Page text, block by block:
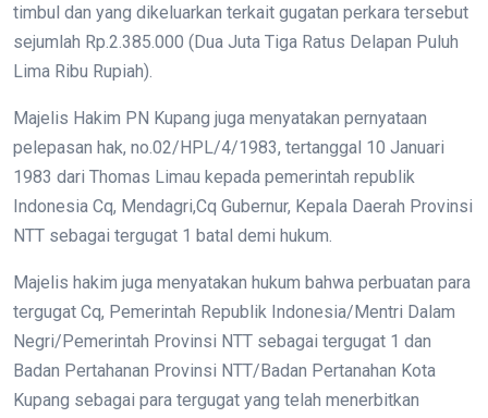
timbul dan yang dikeluarkan terkait gugatan perkara tersebut
sejumlah Rp.2.385.000 (Dua Juta Tiga Ratus Delapan Puluh
Lima Ribu Rupiah).
Majelis Hakim PN Kupang juga menyatakan pernyataan
pelepasan hak, no.02/HPL/4/1983, tertanggal 10 Januari
1983 dari Thomas Limau kepada pemerintah republik
Indonesia Cq, Mendagri,Cq Gubernur, Kepala Daerah Provinsi
NTT sebagai tergugat 1 batal demi hukum.
Majelis hakim juga menyatakan hukum bahwa perbuatan para
tergugat Cq, Pemerintah Republik Indonesia/Mentri Dalam
Negri/Pemerintah Provinsi NTT sebagai tergugat 1 dan
Badan Pertahanan Provinsi NTT/Badan Pertanahan Kota
Kupang sebagai para tergugat yang telah menerbitkan